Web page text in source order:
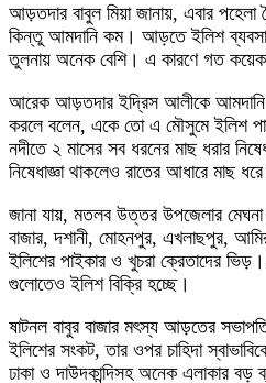
আড়তদার বাবুল মিয়া জানায়, এবার পহেলা
কিন্তু আমদানি কম। আড়তে ইলিশ
তুলনায় অনেক বেশি। এ কারণে গত কয়েক
আরেক আড়তদার ইদ্রিস আলীকে আমদানি
করলে বলেন, একে তো এ মৌসুমে ইলিশ
নদীতে ২ মাসের সব ধরনের মাছ ধরার
নিষেধাজ্ঞা থাকলেও রাতের আধারে মাছ
জানা যায়, মতলব উত্তর উপজেলার
বাজার, দশানী, মোহনপুর, এখলাছপুর,
ইলিশের পাইকার ও খুচরা ক্রেতাদের
গুলোতেও ইলিশ বিক্রি হচ্ছে।
ষাটনল বাবুর বাজার মৎস্য আড়তের
ইলিশের সংকট, তার ওপর চাহিদা
ঢাকা ও দাউদকান্দিসহ অনেক এলাকার বড়